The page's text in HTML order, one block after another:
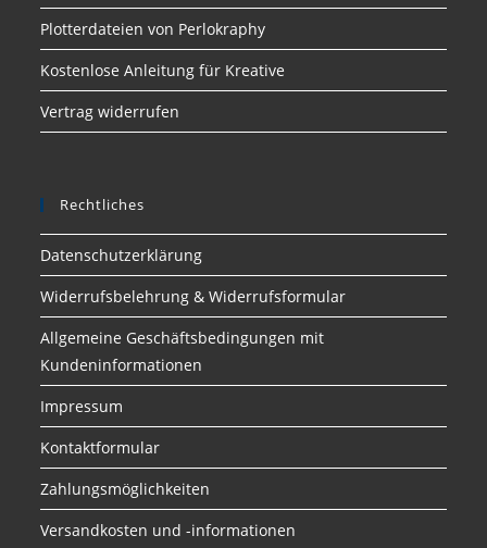
Plotterdateien von Perlokraphy
Kostenlose Anleitung für Kreative
Vertrag widerrufen
Rechtliches
Datenschutzerklärung
Widerrufsbelehrung & Widerrufsformular
Allgemeine Geschäftsbedingungen mit
Kundeninformationen
Impressum
Kontaktformular
Zahlungsmöglichkeiten
Versandkosten und -informationen